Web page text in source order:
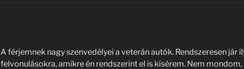
A férjemnek nagy szenvedélyei a veterán autók. Rendszeresen jár
felvonulásokra, amikre én rendszerint el is kísérem. Nem mondom,